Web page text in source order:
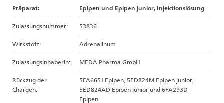
Präparat: Epipen und Epipen junior, Injektionslösung
Zulassungsnummer: 53836
Wirkstoff: Adrenalinum
Zulassungsinhaberin: MEDA Pharma GmbH
Rückzug der
Chargen:
5FA665J Epipen, 5ED824M Epipen junior,
5ED824AD Epipen junior und 6FA293D
Epipen